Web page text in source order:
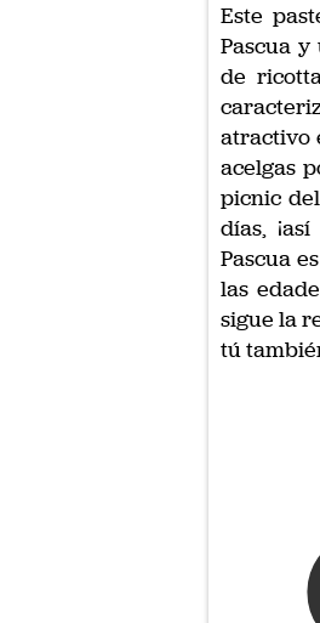
Este
Pascua
de
atractivo
acelgas
picnic
días,
Pascua
las
sigue la
tú